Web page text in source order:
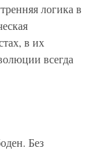
логика в
в их
всегда
Без